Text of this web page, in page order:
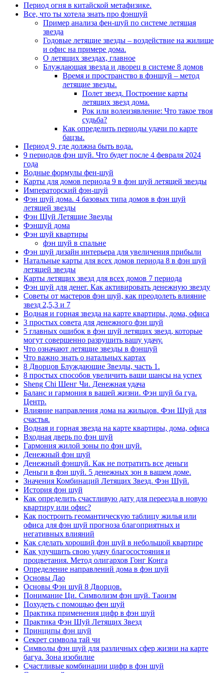
Период огня в китайской метафизике.
Все, что ты хотела знать про фэншуй
Пример анализа фен-шуй по системе летящая
звезда
Годовые летящие звезды – воздействие на жилище
и офис на примере дома.
О летящих звездах, главное
Блуждающая звезда и дворец в системе 8 домов
Время и пространство в фэншуй – метод
летящие звезды.
Полет звезд. Построение карты
летящих звезд дома.
Рок или волеизявление: Что такое твоя
судьба?
Как определить периоды удачи по карте
бацзы.
Период 9, где должна быть вода.
9 периодов фэн шуй. Что будет после 4 февраля 2024
года
Водные формулы фен-шуй
Карты для домов периода 9 в фэн шуй летящей звезды
Императорский фэн-шуй
Фэн шуй дома. 4 базовых типа домов в фэн шуй
летящей звезды
Фэн Шуй Летящие Звезды
Фэншуй дома
Фэн шуй квартиры
фэн шуй в спальне
Фэн шуй дизайн интерьера для увеличения прибыли
Натальные карты для всех домов периода 8 в фэн шуй
летящей звезды
Карты летящих звезд для всех домов 7 периода
Фэн шуй для денег. Как активировать денежную звезду
Советы от мастеров фэн шуй, как преодолеть влияние
звезд 2,5,3 и 7
Водная и горная звезда на карте квартиры, дома, офиса
3 простых совета для денежного фэн шуй
5 главных ошибок в фэн шуй летящих звезд, которые
могут совершенно разрушить вашу удачу.
Что означают летящие звезды в фэншуй
Что важно знать о натальных картах
8 Дворцов Блуждающие Звезды, часть 1.
8 простых способов увеличить ваши шансы на успех
Sheng Chi Шенг Чи. Денежная удача
Баланс и гармония в вашей жизни. Фэн шуй ба гуа.
Центр.
Влияние направления дома на жильцов. Фэн Шуй для
счастья.
Водная и горная звезда на карте квартиры, дома, офиса
Входная дверь по фэн шуй
Гармония жилой зоны по фэн шуй.
Денежный фэн шуй
Денежный фэншуй. Как не потратить все деньги
Деньги в фэн шуй. 5 денежных зон в вашем доме.
Значения Комбинаций Летящих Звезд. Фэн Шуй.
История фэн шуй
Как определить счастливую дату для переезда в новую
квартиру или офис?
Как построить геомантическую таблицу жилья или
офиса для фэн шуй прогноза благоприятных и
негативных влияний
Как сделать хороший фэн шуй в небольшой квартире
Как улучшить свою удачу благосостояния и
процветания. Метод олигархов Гонг Конга
Определение направлений дома в фэн шуй
Основы Дао
Основы Фэн шуй 8 Дворцов.
Понимание Ци. Символизм фэн шуй. Таоизм
Похудеть с помощью фен шуй
Практика применения цифр в фэн шуй
Практика Фэн Шуй Летящих Звезд
Принципы фэн шуй
Секрет символа тай чи
Символы фэн шуй для различных сфер жизни на карте
багуа. Зона изобилие
Счастливые комбинации цифр в фэн шуй